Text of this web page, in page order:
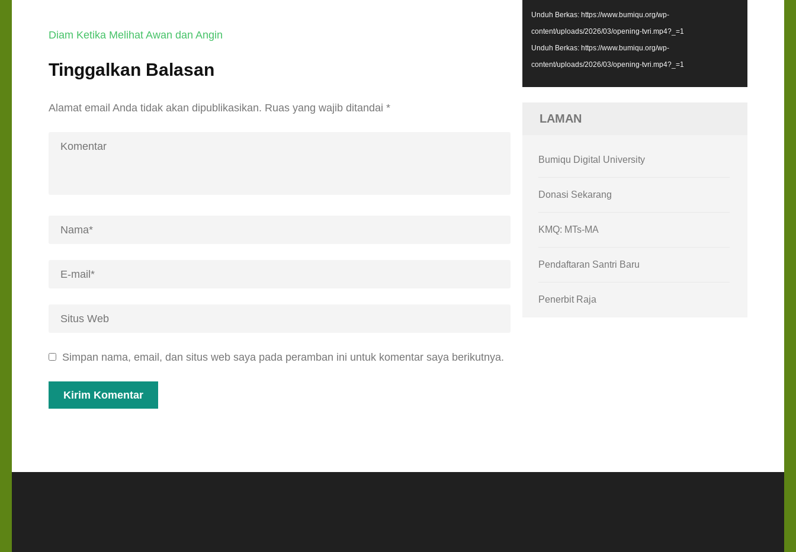
Navigasi
Diam Ketika Melihat Awan dan Angin
Tinggalkan Balasan
Alamat email Anda tidak akan dipublikasikan. Ruas yang wajib ditandai *
Simpan nama, email, dan situs web saya pada peramban ini untuk komentar saya berikutnya.
Unduh Berkas: https://www.bumiqu.org/wp-
content/uploads/2026/03/opening-tvri.mp4?_=1
Unduh Berkas: https://www.bumiqu.org/wp-
content/uploads/2026/03/opening-tvri.mp4?_=1
LAMAN
Bumiqu Digital University
Donasi Sekarang
KMQ: MTs-MA
Pendaftaran Santri Baru
Penerbit Raja